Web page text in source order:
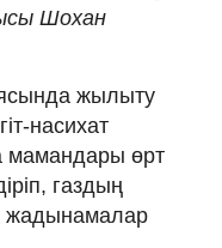
Шохан
жылыту
насихат
мамандары өрт
газдың
жадынамалар